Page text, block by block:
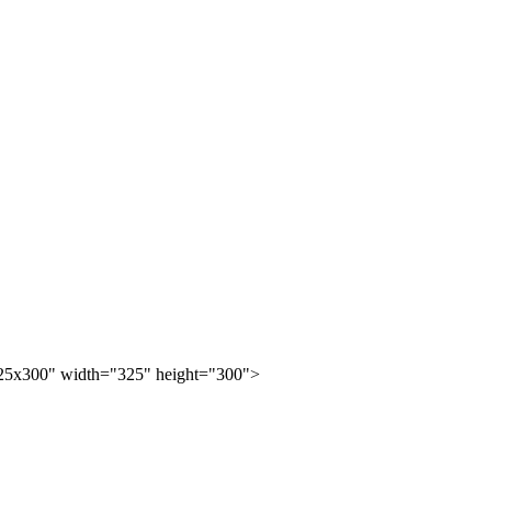
width="325" height="300">